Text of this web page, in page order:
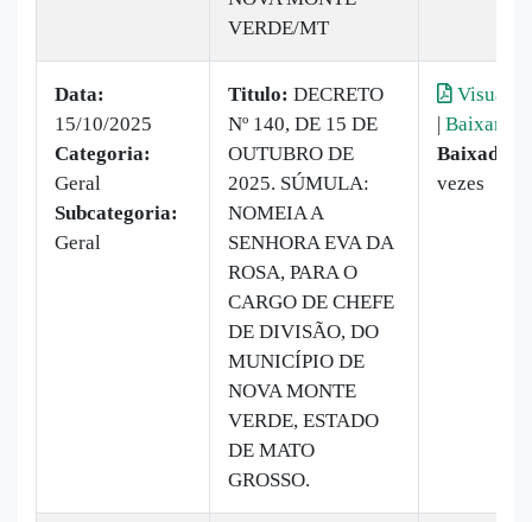
VERDE/MT
Data:
15/10/2025
Categoria:
Geral
Subcategoria:
Geral
Titulo: DECRETO
Nº 140, DE 15 DE
OUTUBRO DE
2025. SÚMULA:
NOMEIA A
SENHORA EVA DA
ROSA, PARA O
CARGO DE CHEFE
DE DIVISÃO, DO
MUNICÍPIO DE
NOVA MONTE
VERDE, ESTADO
DE MATO
GROSSO.
| Baixar
Baixado:
vezes